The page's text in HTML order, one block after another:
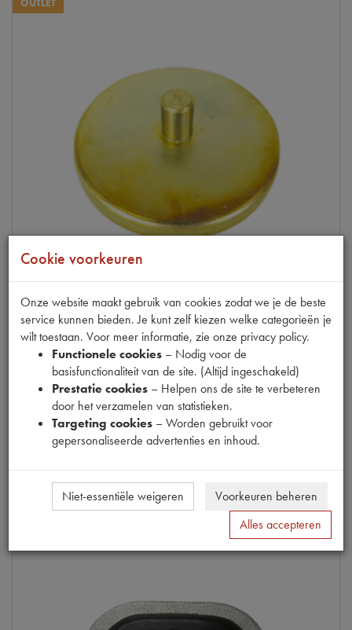
OUTLET
11CV -9/53
MOTORSTEUN VEERHOUDER 65.0MM
op voorraad
Productnummer6070009
€ 5,67
Info
Cookie voorkeuren
Onze website maakt gebruik van cookies zodat we je de beste
service kunnen bieden. Je kunt zelf kiezen welke categorieën je
wilt toestaan. Voor meer informatie, zie onze privacy policy.
Functionele cookies – Nodig voor de
basisfunctionaliteit van de site. (Altijd ingeschakeld)
Prestatie cookies – Helpen ons de site te verbeteren
door het verzamelen van statistieken.
Targeting cookies – Worden gebruikt voor
gepersonaliseerde advertenties en inhoud.
Niet-essentiële weigeren
Voorkeuren beheren
Alles accepteren